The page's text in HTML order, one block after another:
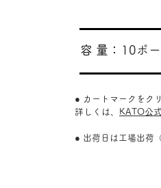
10ポ
​容 量：
● カートマークをク
詳しくは、
KATO公
● 出荷日は工場出荷